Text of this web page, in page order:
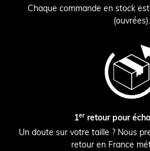
Chaque commande en stock
(ouvrées).
1erretour pour
Un doute sur votre taille ? Nous
retour en France